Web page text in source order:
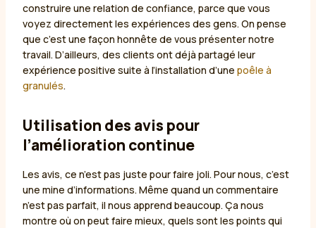
construire une relation de confiance, parce que vous
voyez directement les expériences des gens. On pense
que c’est une façon honnête de vous présenter notre
travail. D’ailleurs, des clients ont déjà partagé leur
expérience positive suite à l’installation d’une poêle à
granulés.
Utilisation des avis pour
l’amélioration continue
Les avis, ce n’est pas juste pour faire joli. Pour nous, c’est
une mine d’informations. Même quand un commentaire
n’est pas parfait, il nous apprend beaucoup. Ça nous
montre où on peut faire mieux, quels sont les points qui